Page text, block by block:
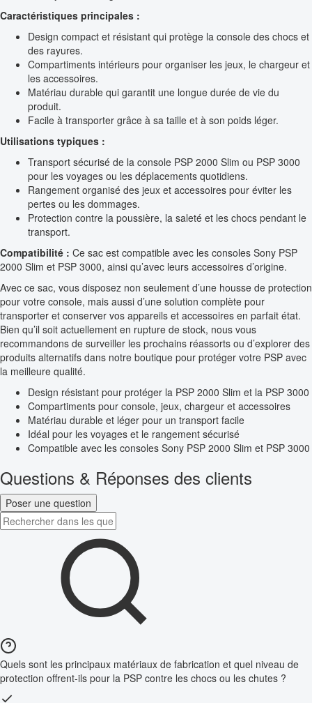
Caractéristiques principales :
Design compact et résistant qui protège la console des chocs et
des rayures.
Compartiments intérieurs pour organiser les jeux, le chargeur et
les accessoires.
Matériau durable qui garantit une longue durée de vie du
produit.
Facile à transporter grâce à sa taille et à son poids léger.
Utilisations typiques :
Transport sécurisé de la console PSP 2000 Slim ou PSP 3000
pour les voyages ou les déplacements quotidiens.
Rangement organisé des jeux et accessoires pour éviter les
pertes ou les dommages.
Protection contre la poussière, la saleté et les chocs pendant le
transport.
Compatibilité : Ce sac est compatible avec les consoles Sony PSP
2000 Slim et PSP 3000, ainsi qu’avec leurs accessoires d’origine.
Avec ce sac, vous disposez non seulement d’une housse de protection
pour votre console, mais aussi d’une solution complète pour
transporter et conserver vos appareils et accessoires en parfait état.
Bien qu’il soit actuellement en rupture de stock, nous vous
recommandons de surveiller les prochains réassorts ou d’explorer des
produits alternatifs dans notre boutique pour protéger votre PSP avec
la meilleure qualité.
Design résistant pour protéger la PSP 2000 Slim et la PSP 3000
Compartiments pour console, jeux, chargeur et accessoires
Matériau durable et léger pour un transport facile
Idéal pour les voyages et le rangement sécurisé
Compatible avec les consoles Sony PSP 2000 Slim et PSP 3000
Questions & Réponses des clients
Poser une question
Quels sont les principaux matériaux de fabrication et quel niveau de
protection offrent-ils pour la PSP contre les chocs ou les chutes ?